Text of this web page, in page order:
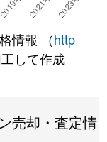
情報 （http
して作成
売却・査定情